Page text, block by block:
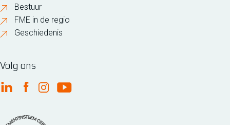
Bestuur
FME in de regio
Geschiedenis
Volg ons
FME Linkedin
FME Facebook
FME Instagram
FME Youtube